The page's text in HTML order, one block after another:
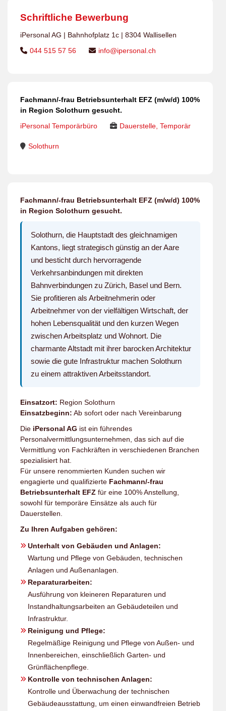
Schriftliche Bewerbung
iPersonal AG | Bahnhofplatz 1c | 8304 Wallisellen
044 515 57 56
info@ipersonal.ch
Fachmann/-frau Betriebsunterhalt EFZ (m/w/d) 100%
in Region Solothurn gesucht.
iPersonal Temporärbüro
Dauerstelle, Temporär
Solothurn
Fachmann/-frau Betriebsunterhalt EFZ (m/w/d) 100%
in Region Solothurn gesucht.
Solothurn, die Hauptstadt des gleichnamigen
Kantons, liegt strategisch günstig an der Aare
und besticht durch hervorragende
Verkehrsanbindungen mit direkten
Bahnverbindungen zu Zürich, Basel und Bern.
Sie profitieren als Arbeitnehmerin oder
Arbeitnehmer von der vielfältigen Wirtschaft, der
hohen Lebensqualität und den kurzen Wegen
zwischen Arbeitsplatz und Wohnort. Die
charmante Altstadt mit ihrer barocken Architektur
sowie die gute Infrastruktur machen Solothurn
zu einem attraktiven Arbeitsstandort.
Einsatzort: Region Solothurn
Einsatzbeginn: Ab sofort oder nach Vereinbarung
Die iPersonal AG ist ein führendes
Personalvermittlungsunternehmen, das sich auf die
Vermittlung von Fachkräften in verschiedenen Branchen
spezialisiert hat.
Für unsere renommierten Kunden suchen wir
engagierte und qualifizierte Fachmann/-frau
Betriebsunterhalt EFZ für eine 100% Anstellung,
sowohl für temporäre Einsätze als auch für
Dauerstellen.
Zu Ihren Aufgaben gehören:
Unterhalt von Gebäuden und Anlagen:
Wartung und Pflege von Gebäuden, technischen
Anlagen und Außenanlagen.
Reparaturarbeiten:
Ausführung von kleineren Reparaturen und
Instandhaltungsarbeiten an Gebäudeteilen und
Infrastruktur.
Reinigung und Pflege:
Regelmäßige Reinigung und Pflege von Außen- und
Innenbereichen, einschließlich Garten- und
Grünflächenpflege.
Kontrolle von technischen Anlagen:
Kontrolle und Überwachung der technischen
Gebäudeausstattung, um einen einwandfreien Betrieb